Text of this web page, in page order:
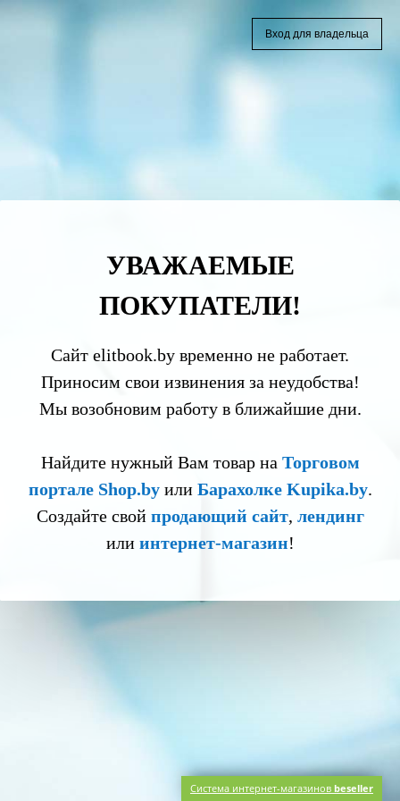
УВАЖАЕМЫЕ
ПОКУПАТЕЛИ!
Сайт elitbook.by временно не работает.
Приносим свои извинения за неудобства!
Мы возобновим работу в ближайшие дни.
Найдите нужный Вам товар на Торговом
портале Shop.byили Барахолке Kupika.by.
Создайте свой продающий сайт, лендинг
или интернет-магазин!
Вход для владельца
Система интернет-магазинов beseller